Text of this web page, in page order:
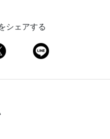
シェアする